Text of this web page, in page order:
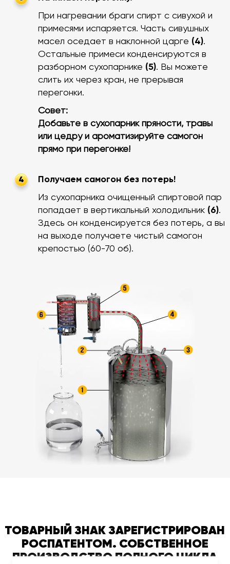
При нагревании браги спирт с сивухой и
примесями испаряется. Часть сивушных
масел оседает в наклонной царге (4).
Остальные примеси конденсируются в
разборном сухопарнике (5). Вы можете
слить их через кран, не прерывая
перегонки.
Совет:
Добавьте в сухопарник пряности, травы
или цедру и ароматизируйте самогон
прямо при перегонке!
4
Получаем самогон без потерь!
Из сухопарника очищенный спиртовой пар
попадает в вертикальный холодильник (6).
Здесь он конденсируется без потерь, а вы
на выходе получаете чистый самогон
крепостью (60-70 об).
ТОВАРНЫЙ ЗНАК ЗАРЕГИСТРИРОВАН
РОСПАТЕНТОМ. СОБСТВЕННОЕ
ПРОИЗВОДСТВО ПОЛНОГО ЦИКЛА